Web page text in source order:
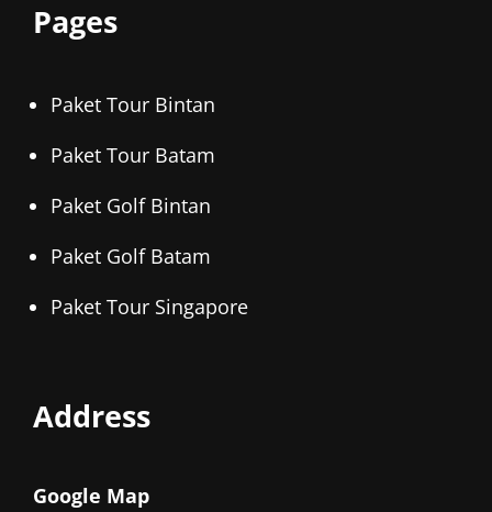
Pages
Paket Tour Bintan
Paket Tour Batam
Paket Golf Bintan
Paket Golf Batam
Paket Tour Singapore
Address
Google Map